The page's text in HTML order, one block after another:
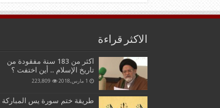
الاكثر قراءة
اكثر من 183 سنة مفقودة من
تاريخ الإسلام .. أين اختفت ؟
1 مارس,2018 223,809
طريقة ختم سورة يس المباركة